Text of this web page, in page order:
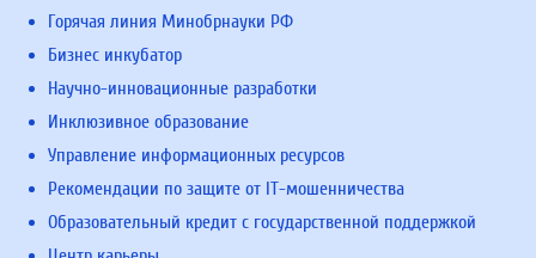
Горячая линия Минобрнауки РФ
Бизнес инкубатор
Научно-инновационные разработки
Инклюзивное образование
Управление информационных ресурсов
Рекомендации по защите от IT-мошенничества
Образовательный кредит с государственной поддержкой